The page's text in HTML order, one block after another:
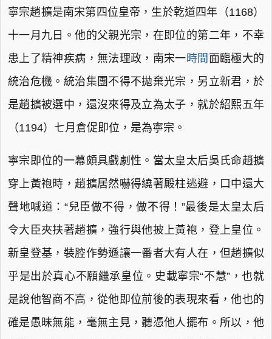
寧宗趙擴是南宋第四位皇帝，生於乾道四年（1168）
十一月九日。他的父親光宗，在即位的第二年，不幸
患上了精神疾病，無法理政，南宋一時間 面臨極大的
統治危機。統治集團不得不拋棄光宗，另立新君，於
是趙擴被選中，還沒來得及立為太子，就於紹熙五年
（1194）七月倉促即位，是為寧宗。
寧宗即位的一幕頗具戲劇性。當太皇太后吳氏命趙擴
穿上黃袍時，趙擴居然嚇得繞著殿柱逃避，口中還大
聲地喊道：“兒臣做不得，做不得！”最後是太皇太后
令大臣夾扶著趙擴，強行與他披上黃袍，登上皇位。
新皇登基，裝腔作勢遜讓一番者大有人在，但趙擴似
乎是出於真心不願繼承皇位。史載寧宗“不慧”，也就
是說他智商不高，從他即位前後的表現來看，他也的
確是愚昧無能，毫無主見，聽憑他人擺布。所以，他